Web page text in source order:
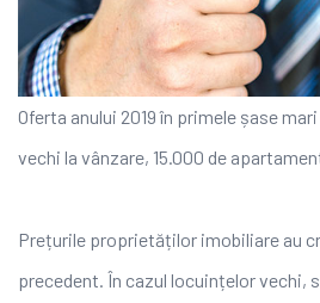
Oferta anului 2019 în primele șase
vechi la vânzare, 15.000 de
Prețurile proprietăților imobiliare au
precedent. În cazul locuințelor vechi,